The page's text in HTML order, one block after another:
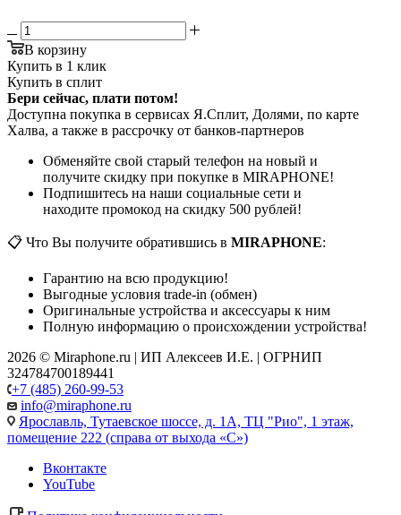
В корзину
Купить в 1 клик
Купить в сплит
Бери сейчас, плати потом!
Доступна покупка в сервисах Я.Сплит, Долями, по карте
Халва, а также в рассрочку от банков-партнеров
Обменяйте свой старый телефон на новый и
получите скидку при покупке в MIRAPHONE!
Подпишитесь на наши социальные сети и
находите промокод на скидку 500 рублей!
📋 Что Вы получите обратившись в MIRAPHONE:
Гарантию на всю продукцию!
Выгодные условия trade-in (обмен)
Оригинальные устройства и аксессуары к ним
Полную информацию о происхождении устройства!
2026 © Miraphone.ru | ИП Алексеев И.Е. | ОГРНИП
324784700189441
+7 (485) 260-99-53
info@miraphone.ru
Ярославль, Тутаевское шоссе, д. 1А, ТЦ "Рио", 1 этаж,
помещение 222 (справа от выхода «С»)
Вконтакте
YouTube